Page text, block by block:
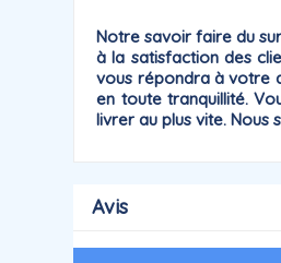
Notre savoir faire du
à la satisfaction des
vous répondra à votre
en toute tranquillité.
livrer au plus vite. Nous
Avis